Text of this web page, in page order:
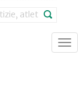
Search